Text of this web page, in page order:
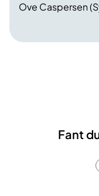
Ove Caspersen
Fant